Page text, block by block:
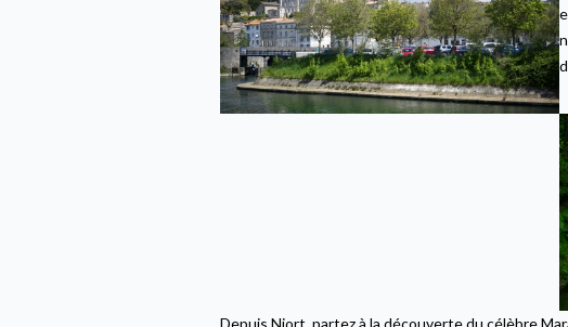
Depuis Niort, partez à la découverte du célèbre